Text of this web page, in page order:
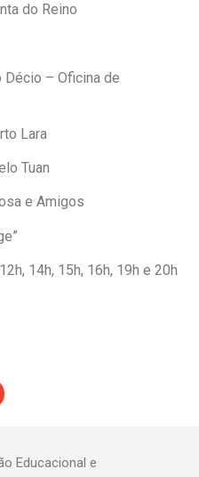
do Reino
Décio – Oficina de
Lara
Tuan
e Amigos
14h, 15h, 16h, 19h e 20h
Educacional e